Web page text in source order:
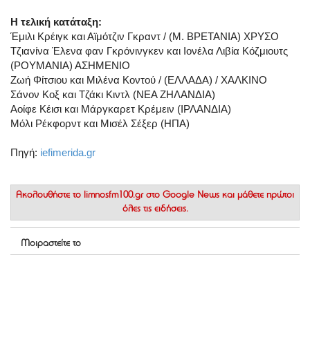
Η τελική κατάταξη:
Έμιλι Κρέιγκ και Αϊμότζιν Γκραντ / (Μ. ΒΡΕΤΑΝΙΑ) ΧΡΥΣΟ
Τζιανίνα Έλενα φαν Γκρόνινγκεν και Ιονέλα Λιβία Κόζμιουτς
(ΡΟΥΜΑΝΙΑ) ΑΣΗΜΕΝΙΟ
Ζωή Φίτσιου και Μιλένα Κοντού / (ΕΛΛΑΔΑ) / ΧΑΛΚΙΝΟ
Σάνον Κοξ και Τζάκι Κιντλ (ΝΕΑ ΖΗΛΑΝΔΙΑ)
Αοίφε Κέισι και Μάργκαρετ Κρέμειν (ΙΡΛΑΝΔΙΑ)
Μόλι Ρέκφορντ και Μισέλ Σέξερ (ΗΠΑ)
Πηγή: iefimerida.gr
Ακολουθήστε το limnosfm100.gr στο Google News και μάθετε πρώτοι
όλες τις ειδήσεις.
Μοιραστείτε το